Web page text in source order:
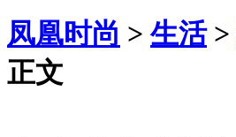
凤凰时尚 >生活>
正文